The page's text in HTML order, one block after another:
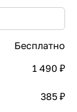
Бесплатно
1 490 ₽
385 ₽